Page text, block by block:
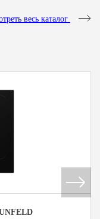
весь каталог